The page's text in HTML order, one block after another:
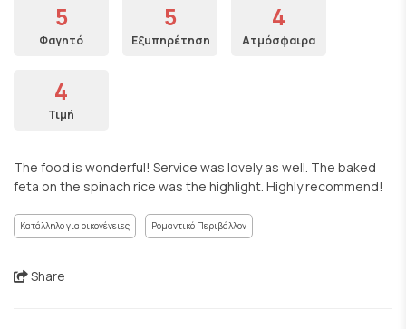
5
Φαγητό
5
Εξυπηρέτηση
4
Ατμόσφαιρα
4
Τιμή
The food is wonderful! Service was lovely as well. The baked
feta on the spinach rice was the highlight. Highly recommend!
Κατάλληλο για οικογένειες Ρομαντικό Περιβάλλον
Share